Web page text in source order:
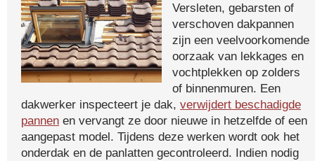
Versleten, gebarsten of
verschoven dakpannen
zijn een veelvoorkomende
oorzaak van lekkages en
vochtplekken op zolders
of binnenmuren. Een
dakwerker inspecteert je dak, verwijdert beschadigde
pannen en vervangt ze door nieuwe in hetzelfde of een
aangepast model. Tijdens deze werken wordt ook het
onderdak en de panlatten gecontroleerd. Indien nodig